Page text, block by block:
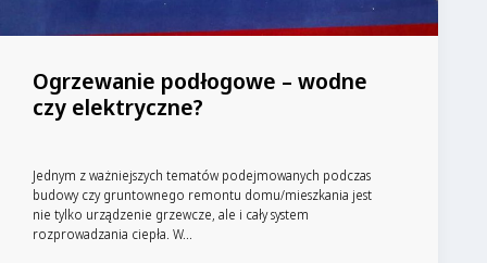
Ogrzewanie podłogowe – wodne
czy elektryczne?
Jednym z ważniejszych tematów podejmowanych podczas
budowy czy gruntownego remontu domu/mieszkania jest
nie tylko urządzenie grzewcze, ale i cały system
rozprowadzania ciepła. W...